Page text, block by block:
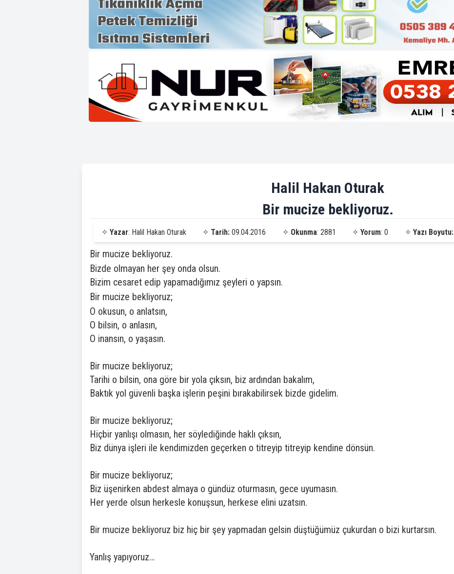
Halil Hakan Oturak
Bir mucize bekliyoruz.
✧ Yazar: Halil Hakan Oturak ✧ Tarih: 09.04.2016 ✧ Okunma: 2881 ✧Yorum: 0 ✧ Yazı Boyutu:
Bir mucize bekliyoruz.
Bizde olmayan her şey onda olsun.
Bizim cesaret edip yapamadığımız şeyleri o yapsın.
Bir mucize bekliyoruz;
O okusun, o anlatsın,
O bilsin, o anlasın,
O inansın, o yaşasın.
Bir mucize bekliyoruz;
Tarihi o bilsin, ona göre bir yola çıksın, biz ardından bakalım,
Baktık yol güvenli başka işlerin peşini bırakabilirsek bizde gidelim.
Bir mucize bekliyoruz;
Hiçbir yanlışı olmasın, her söylediğinde haklı çıksın,
Biz dünya işleri ile kendimizden geçerken o titreyip titreyip kendine dönsün.
Bir mucize bekliyoruz;
Biz üşenirken abdest almaya o gündüz oturmasın, gece uyumasın.
Her yerde olsun herkesle konuşsun, herkese elini uzatsın.
Bir mucize bekliyoruz biz hiç bir şey yapmadan gelsin düştüğümüz çukurdan o bizi kurtarsın.
Yanlış yapıyoruz…